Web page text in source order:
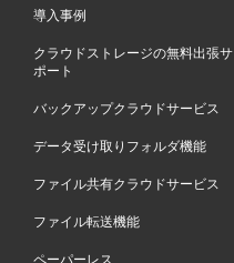
導入事例
クラウドストレージの無料出張サ
ポート
バックアップクラウドサービス
データ受け取りフォルダ機能
ファイル共有クラウドサービス
ファイル転送機能